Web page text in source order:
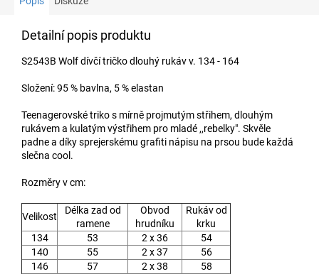
Detailní popis produktu
S2543B Wolf dívčí tričko dlouhý rukáv v. 134 - 164
Složení: 95 % bavlna, 5 % elastan
Teenagerovské triko s mírně projmutým střihem, dlouhým
rukávem a kulatým výstřihem pro mladé ,,rebelky". Skvěle
padne a díky sprejerskému grafiti nápisu na prsou bude každá
slečna cool.
Rozměry v cm:
Velikost
Délka zad od
ramene
Obvod
hrudníku
Rukáv od
krku
134
53 2 x 36
54
140
55 2 x 37
56
146
57 2 x 38
58